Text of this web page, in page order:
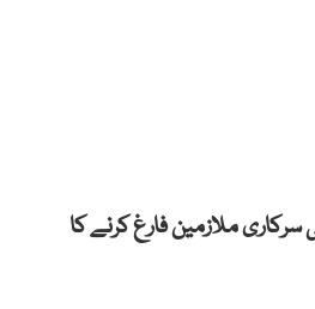
سرکاری ملازمین فارغ کرنے کا